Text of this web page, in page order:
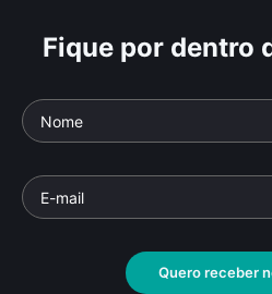
Fique por dentro
Quero receber